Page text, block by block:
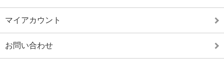
マイアカウント
お問い合わせ